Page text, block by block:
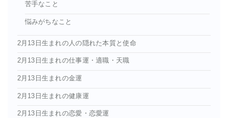
苦手なこと
悩みがちなこと
2月13日生まれの人の隠れた本質と使命
2月13日生まれの仕事運・適職・天職
2月13日生まれの金運
2月13日生まれの健康運
2月13日生まれの恋愛・恋愛運